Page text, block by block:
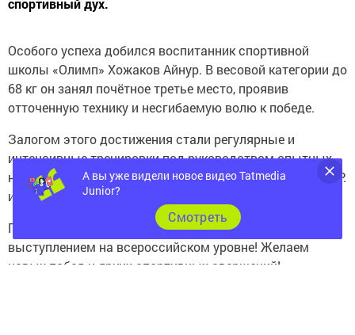
спортивный дух.
Особого успеха добился воспитанник спортивной
школы «Олимп» Хожаков Айнур. В весовой категории до
68 кг он занял почётное третье место, проявив
отточенную технику и несгибаемую волю к победе.
Залогом этого достижения стали регулярные и
интенсивные тренировки под руководством опытных
наставников — тренеров‑преподавателей Хамитова А. Р.
и Бурханова Т. М.
Поздравляем Айнура и его тренеров с достойным
выступлением на всероссийском уровне! Желаем
новых побед и ярких спортивных свершений!
А вы уже видели новое видео Tatmedia
Junior?
Cмотреть